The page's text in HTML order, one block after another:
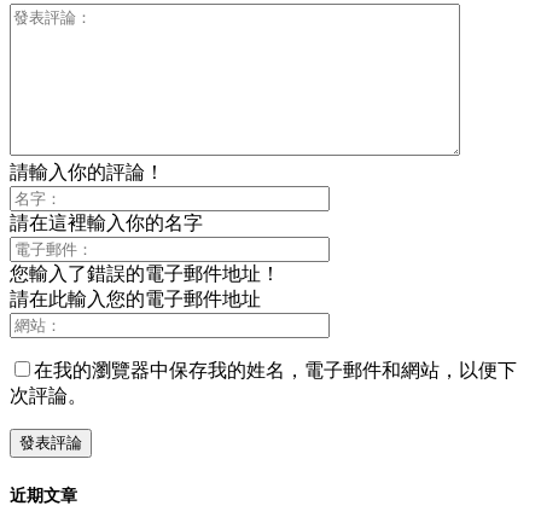
請輸入你的評論！
請在這裡輸入你的名字
您輸入了錯誤的電子郵件地址！
請在此輸入您的電子郵件地址
在我的瀏覽器中保存我的姓名，電子郵件和網站，以便下
次評論。
近期文章